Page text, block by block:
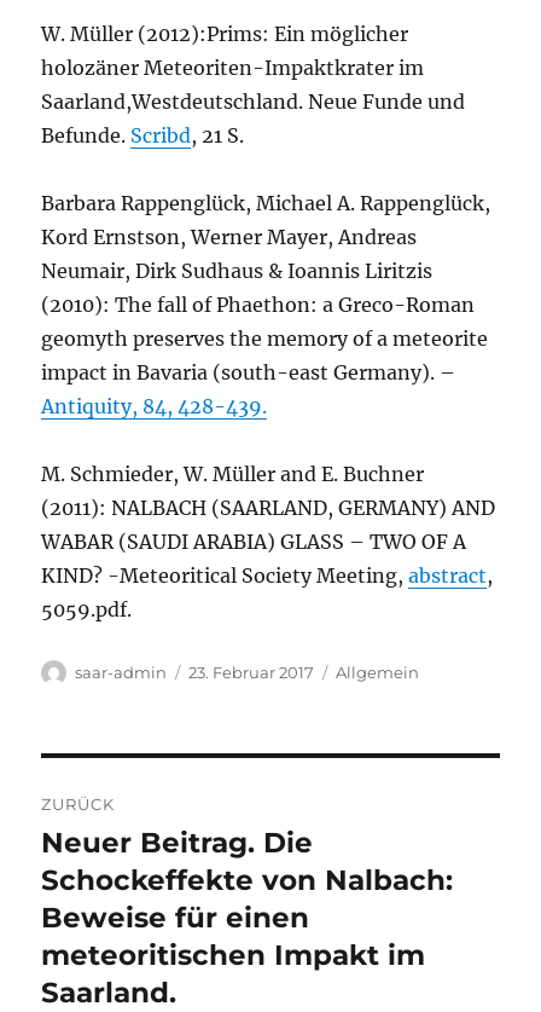
W. Müller (2012):Prims: Ein möglicher
holozäner Meteoriten-Impaktkrater im
Saarland,Westdeutschland. Neue Funde und
Befunde. Scribd, 21 S.
Barbara Rappenglück, Michael A. Rappenglück,
Kord Ernstson, Werner Mayer, Andreas
Neumair, Dirk Sudhaus & Ioannis Liritzis
(2010): The fall of Phaethon: a Greco-Roman
geomyth preserves the memory of a meteorite
impact in Bavaria (south-east Germany). –
Antiquity, 84, 428-439.
M. Schmieder, W. Müller and E. Buchner
(2011):NALBACH (SAARLAND, GERMANY) AND
WABAR (SAUDI ARABIA) GLASS –TWO OF A
KIND? -Meteoritical Society Meeting,abstract,
5059.pdf.
Autor
saar-admin
Veröffentlicht
23. Februar 2017 Kategorien
Allgemein
ZURÜCK
Vorheriger
Beitrag:
Neuer Beitrag. Die
Schockeffekte von Nalbach:
Beweise für einen
meteoritischen Impakt im
Saarland.